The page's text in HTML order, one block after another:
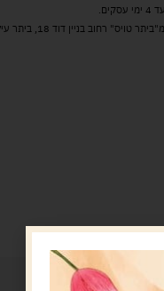
טויס" רחוב בניין דוד 18, ביתר עילית.